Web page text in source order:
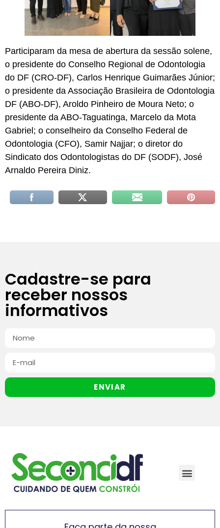
Participaram da mesa de abertura da sessão solene,
o presidente do Conselho Regional de Odontologia
do DF (CRO-DF), Carlos Henrique Guimarães Júnior;
o presidente da Associação Brasileira de Odontologia
DF (ABO-DF), Aroldo Pinheiro de Moura Neto; o
presidente da ABO-Taguatinga, Marcelo da Mota
Gabriel; o conselheiro da Conselho Federal de
Odontologia (CFO), Samir Najjar; o diretor do
Sindicato dos Odontologistas do DF (SODF), José
Arnaldo Pereira Diniz.
Cadastre-se para
receber nossos
informativos
ENVIAR